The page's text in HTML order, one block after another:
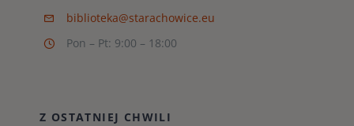
biblioteka@starachowice.eu
Pon – Pt: 9:00 – 18:00
Z OSTATNIEJ CHWILI